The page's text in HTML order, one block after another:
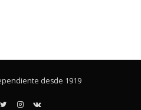
desde 1919